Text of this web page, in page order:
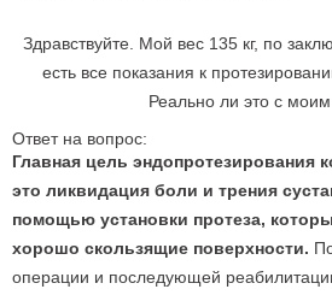
Здравствуйте. Мой вес 135 кг, по
есть все показания к
Реально ли это с
Ответ на вопрос:
Главная цель эндопротезирования
это ликвидация боли и трения
помощью установки протеза,
хорошо скользящие поверхности.
операции и последующей